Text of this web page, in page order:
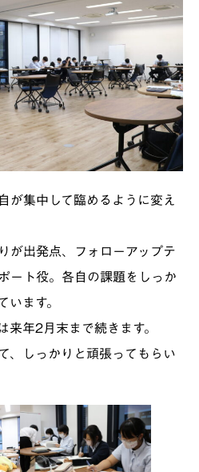
が集中して臨めるように変え
が出発点、フォローアップテ
ート役。各自の課題をしっか
います。
来年2月末まで続きます。
、しっかりと頑張ってもらい